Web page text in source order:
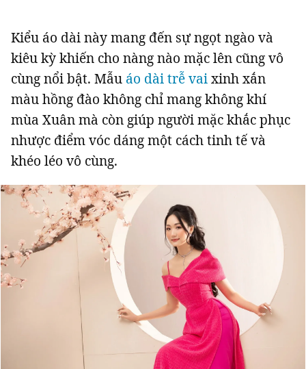
Kiểu áo dài này mang đến sự ngọt ngào và
kiêu kỳ khiến cho nàng nào mặc lên cũng vô
cùng nổi bật. Mẫu áo dài trễ vaixinh xắn
màu hồng đào không chỉ mang không khí
mùa Xuân mà còn giúp người mặc khắc phục
nhược điểm vóc dáng một cách tinh tế và
khéo léo vô cùng.